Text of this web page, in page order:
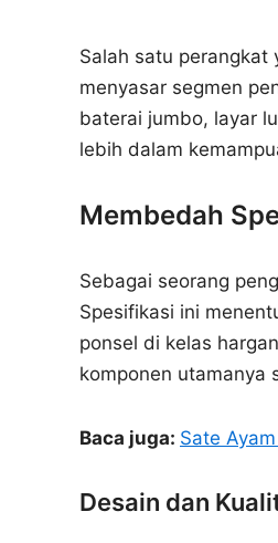
Salah satu perangkat
menyasar segmen
baterai jumbo, layar
lebih dalam
Membedah
Sebagai seorang
Spesifikasi ini
ponsel di kelas
komponen utamanya
Baca juga: Sate
Desain dan